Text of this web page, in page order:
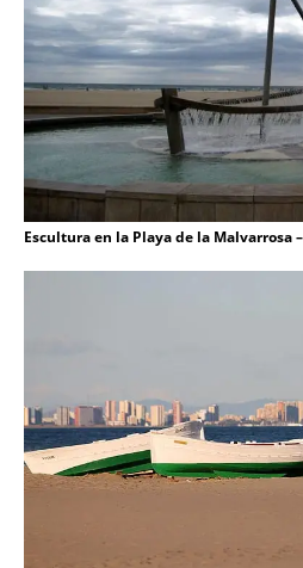
Escultura en la Playa de la Malvarrosa